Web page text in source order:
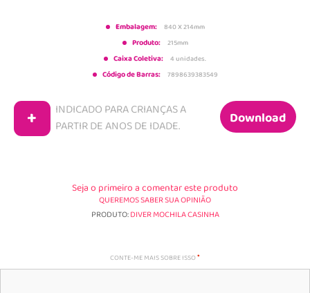
Embalagem: 840 X 214mm
Produto: 215mm
Caixa Coletiva: 4 unidades.
Código de Barras: 7898639383549
+
INDICADO PARA CRIANÇAS A
PARTIR DEANOS DE IDADE. Download
Seja o primeiro a comentar este produto
QUEREMOS SABER SUA OPINIÃO
PRODUTO:DIVER MOCHILA CASINHA
CONTE-ME MAIS SOBRE ISSO